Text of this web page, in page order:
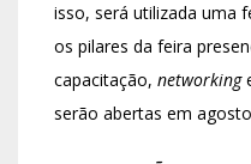
isso, será utilizada uma
os pilares da feira
capacitação, networking
serão abertas em